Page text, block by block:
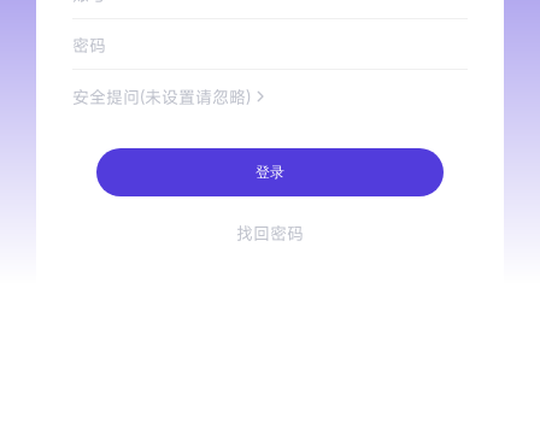
密码
安全提问(未设置请忽略)
登录
找回密码